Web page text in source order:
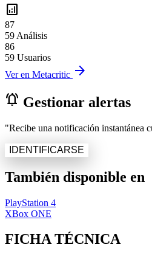
analytics
87
59 Análisis
86
59 Usuarios
Ver en Metacritic arrow_forward
notifications_active Gestionar alertas
"Recibe una notificación instantánea
IDENTIFICARSE
También disponible en
PlayStation 4
XBox ONE
FICHA TÉCNICA